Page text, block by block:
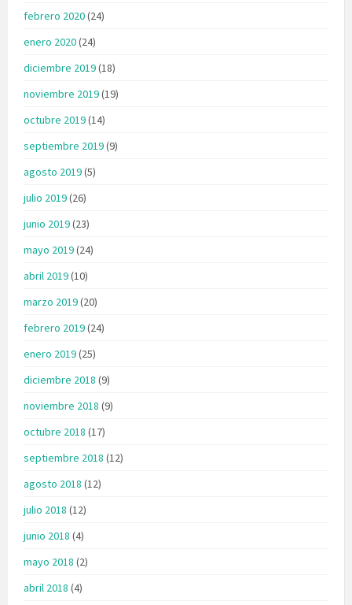
febrero 2020(24)
enero 2020(24)
diciembre 2019(18)
noviembre 2019(19)
octubre 2019(14)
septiembre 2019(9)
agosto 2019(5)
julio 2019(26)
junio 2019(23)
mayo 2019(24)
abril 2019(10)
marzo 2019(20)
febrero 2019(24)
enero 2019(25)
diciembre 2018 (9)
noviembre 2018 (9)
octubre 2018 (17)
septiembre 2018 (12)
agosto 2018 (12)
julio 2018 (12)
junio 2018 (4)
mayo 2018 (2)
abril 2018 (4)